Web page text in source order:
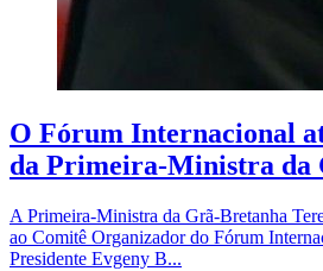
O Fórum Internacional
da Primeira-Ministra da
A Primeira-Ministra da Grã-Bretanha
ao Comitê Organizador do Fórum
Presidente Evgeny B...